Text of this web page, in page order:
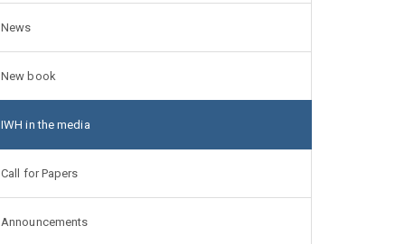
News
New book
IWH in the media
Call for Papers
Announcements